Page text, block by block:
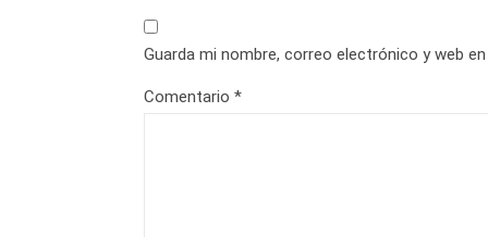
Guarda mi nombre, correo electrónico y web
Comentario *